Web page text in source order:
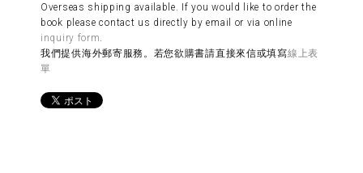
Overseas shipping available. If you would like to order the
book please contact us directly by email or via online
inquiry form
我們提供海外郵寄服務。若您欲購書請直接來信或填寫線上表
單